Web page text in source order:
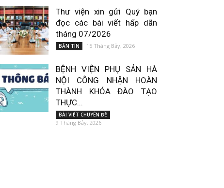
Thư viện xin gửi Quý bạn
đọc các bài viết hấp dẫn
tháng 07/2026
BẢN TIN 15 Tháng Bảy, 2026
BỆNH VIỆN PHỤ SẢN HÀ
NỘI CÔNG NHẬN HOÀN
THÀNH KHÓA ĐÀO TẠO
THỰC...
BÀI VIẾT CHUYÊN ĐỀ
9 Tháng Bảy, 2026